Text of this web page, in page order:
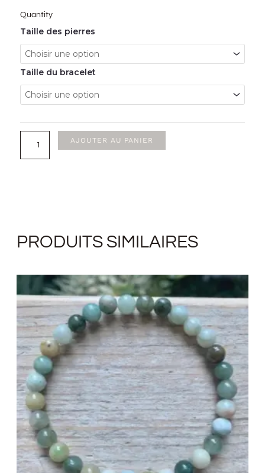
Quantity
Taille des pierres
Taille du bracelet
quantité
de
Bracelet
en
pierre
naturelle
Mokaite
AJOUTER AU PANIER
PRODUITS SIMILAIRES